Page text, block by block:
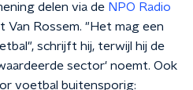
delen via de NPO Radio
Van Rossem. "Het mag een
schrijft hij, terwijl hij de
sector' noemt. Ook
voetbal buitensporig: